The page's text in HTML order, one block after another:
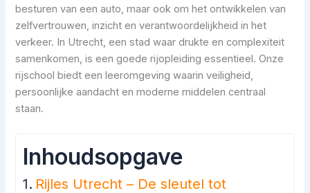
besturen van een auto, maar ook om het ontwikkelen van
zelfvertrouwen, inzicht en verantwoordelijkheid in het
verkeer. In Utrecht, een stad waar drukte en complexiteit
samenkomen, is een goede rijopleiding essentieel. Onze
rijschool biedt een leeromgeving waarin veiligheid,
persoonlijke aandacht en moderne middelen centraal
staan.
Inhoudsopgave
Rijles Utrecht – De sleutel tot